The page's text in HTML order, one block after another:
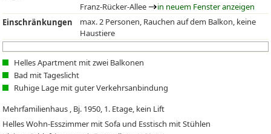
Franz-Rücker-Allee
in neuem Fenster anzeigen
Einschränkungen
max. 2 Personen, Rauchen auf dem Balkon, keine
Haustiere
Helles Apartment mit zwei Balkonen
Bad mit Tageslicht
Ruhige Lage mit guter Verkehrsanbindung
Mehrfamilienhaus , Bj. 1950, 1. Etage, kein Lift
Helles Wohn-Esszimmer mit Sofa und Esstisch mit Stühlen